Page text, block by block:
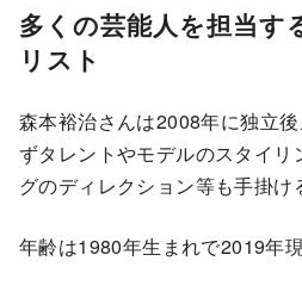
多くの芸能人を担当す
リスト
森本裕治さんは2008年に独立
ずタレントやモデルのスタイリ
グのディレクション等も手掛け
年齢は1980年生まれで2019年